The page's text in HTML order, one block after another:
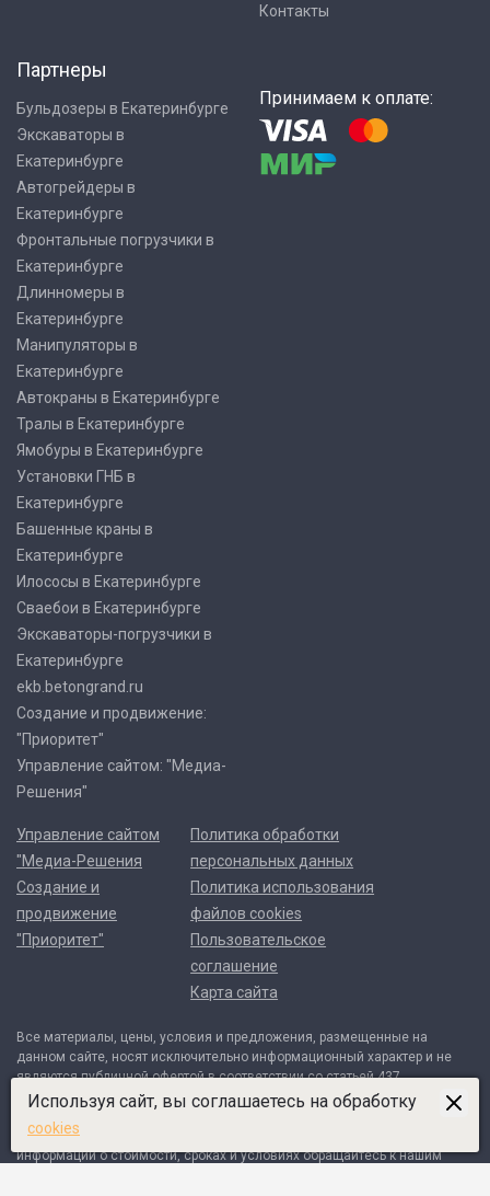
Контакты
Партнеры
Бульдозеры в Екатеринбурге
Экскаваторы в
Екатеринбурге
Автогрейдеры в
Екатеринбурге
Фронтальные погрузчики в
Екатеринбурге
Длинномеры в
Екатеринбурге
Манипуляторы в
Екатеринбурге
Автокраны в Екатеринбурге
Тралы в Екатеринбурге
Ямобуры в Екатеринбурге
Установки ГНБ в
Екатеринбурге
Башенные краны в
Екатеринбурге
Илососы в Екатеринбурге
Сваебои в Екатеринбурге
Экскаваторы-погрузчики в
Екатеринбурге
ekb.betongrand.ru
Создание и продвижение:
"Приоритет"
Управление сайтом: "Медиа-
Решения"
Принимаем к оплате:
Управление сайтом
"Медиа-Решения
Создание и
продвижение
"Приоритет"
Политика обработки
персональных данных
Политика использования
файлов cookies
Пользовательское
соглашение
Карта сайта
Все материалы, цены, условия и предложения, размещенные на
данном сайте, носят исключительно информационный характер и не
являются публичной офертой в соответствии со статьей 437
Гражданского кодекса Российской Федерации. Договор может быть
и оформляется в письменном виде. Для получения точной
информации о стоимости, сроках и условиях обращайтесь к нашим
Используя сайт, вы соглашаетесь на обработку
cookies